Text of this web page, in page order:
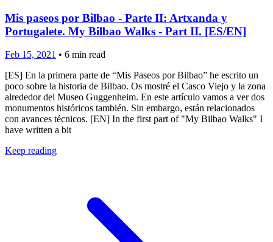
Mis paseos por Bilbao - Parte II: Artxanda y
Portugalete. My Bilbao Walks - Part II. [ES/EN]
Feb 15, 2021 • 6 min read
[ES] En la primera parte de “Mis Paseos por Bilbao” he escrito un
poco sobre la historia de Bilbao. Os mostré el Casco Viejo y la zona
alrededor del Museo Guggenheim. En este artículo vamos a ver dos
monumentos históricos también. Sin embargo, están relacionados
con avances técnicos. [EN] In the first part of "My Bilbao Walks" I
have written a bit
Keep reading